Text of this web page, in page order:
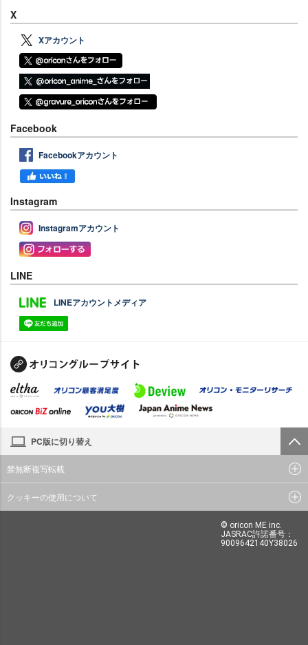
X
Xアカウント
Facebook
Facebookアカウント
Instagram
Instagramアカウント
LINE
LINEアカウントメディア
PC版に切り替え
禁無断複写転載
クッキーの使用について
© oricon ME inc.
JASRAC許諾番号：
9009642140Y38026